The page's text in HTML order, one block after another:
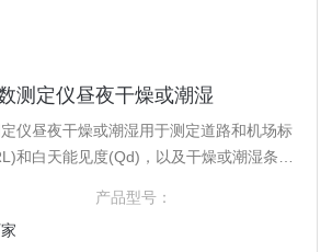
测定仪昼夜干燥或潮湿
仪昼夜干燥或潮湿用于测定道路和机场标
和白天能见度(Qd)，以及干燥或潮湿条件
反射计测量（RL 和 Qd）。多用性：白
验室中的任何时间在干燥或潮湿的条件下
产品型号：